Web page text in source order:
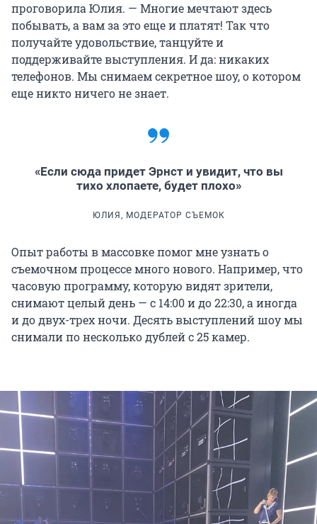
проговорила Юлия. — Многие мечтают здесь
побывать, а вам за это еще и платят! Так что
получайте удовольствие, танцуйте и
поддерживайте выступления. И да: никаких
телефонов. Мы снимаем секретное шоу, о котором
еще никто ничего не знает.
«Если сюда придет Эрнст и увидит, что вы
тихо хлопаете, будет плохо»
ЮЛИЯ, МОДЕРАТОР СЪЕМОК
Опыт работы в массовке помог мне узнать о
съемочном процессе много нового. Например, что
часовую программу, которую видят зрители,
снимают целый день — с 14:00 и до 22:30, а иногда
и до двух-трех ночи. Десять выступлений шоу мы
снимали по несколько дублей с 25 камер.